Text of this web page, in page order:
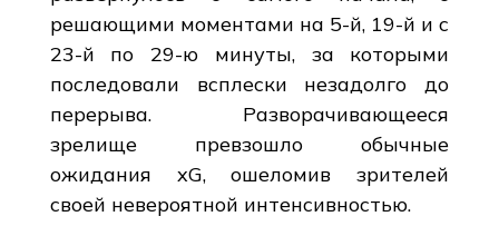
решающими моментами на 5-й, 19-й и с
23-й по 29-ю минуты, за которыми
последовали всплески незадолго до
перерыва. Разворачивающееся
зрелище превзошло обычные
ожидания xG, ошеломив зрителей
своей невероятной интенсивностью.